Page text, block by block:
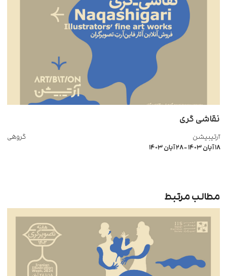
نقاشی گری
آرتیبیشن
گروهی
۱۸ آبان ۱۴۰۳
-۲۸ آبان ۱۴۰۳
مطالب مرتبط